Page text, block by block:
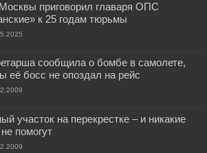
приговорил главаря ОПС
к 25 годам тюрьмы
сообщила о бомбе в самолете,
её босс не опоздал на рейс
участок на перекрестке – и никакие
помогут